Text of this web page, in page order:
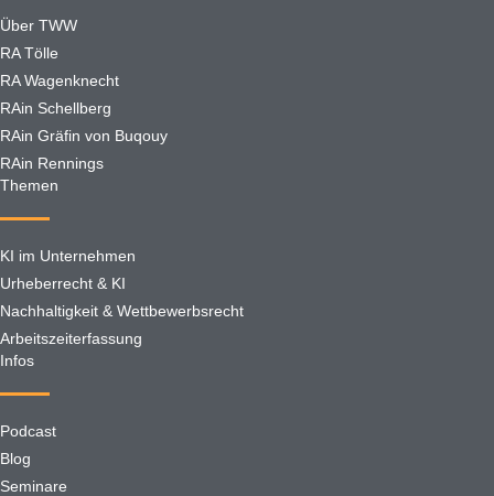
Über TWW
RA Tölle
RA Wagenknecht
RAin Schellberg
RAin Gräfin von Buqouy
RAin Rennings
Themen
KI im Unternehmen
Urheberrecht & KI
Nachhaltigkeit & Wettbewerbsrecht
Arbeitszeiterfassung
Infos
Podcast
Blog
Seminare